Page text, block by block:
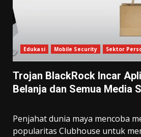
Edukasi Mobile Security Sektor
Trojan BlackRock Incar
Belanja dan Semua Media
Penjahat dunia maya mencoba
popularitas Clubhouse untuk